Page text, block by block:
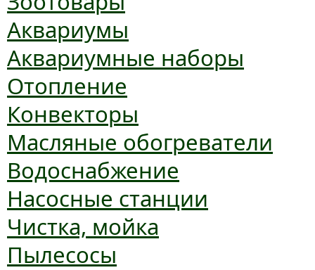
Аквариумы
Аквариумные наборы
Отопление
Конвекторы
Масляные обогреватели
Водоснабжение
Насосные станции
Чистка, мойка
Пылесосы